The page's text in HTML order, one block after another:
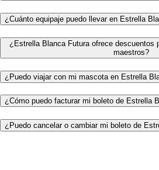
¿Cuánto equipaje puedo llevar en Estrella
¿Estrella Blanca Futura ofrece descuentos
maestros?
¿Puedo viajar con mi mascota en Estrella
¿Cómo puedo facturar mi boleto de Estrella
¿Puedo cancelar o cambiar mi boleto de